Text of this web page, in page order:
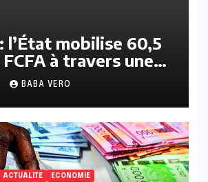
l’État mobilise 60,5
à travers une
bons du Trésor
de l’UMOA
BABA VERO
ACTUALITE ECONOMIE